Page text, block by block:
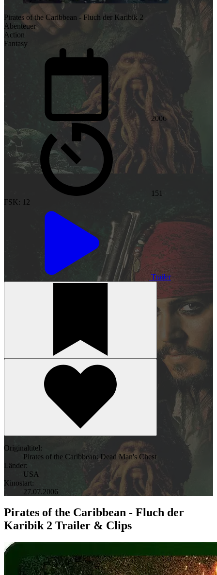
Pirates of the Caribbean - Fluch der Karibik 2
Abenteuer
Action
Fantasy
2006
151
FSK: 12
Trailer
Originaltitel:
Pirates of the Caribbean: Dead Man's Chest
Länder:
USA
Kinostart:
27.07.2006
Pirates of the Caribbean - Fluch der
Karibik 2 Trailer & Clips